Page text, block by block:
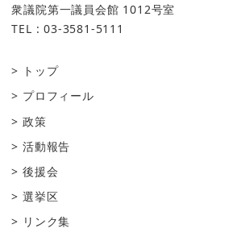
衆議院第一議員会館 1012号室
TEL : 03-3581-5111
トップ
プロフィール
政策
活動報告
後援会
選挙区
リンク集